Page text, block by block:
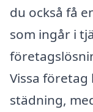
du också få
som ingår i
Vissa
städning,